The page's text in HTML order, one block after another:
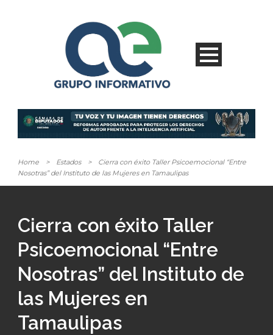
Home > Estados >
Cierra con éxito Taller Psicoemocional “Entre
Nosotras” del Instituto de las Mujeres en Tamaulipas
Cierra con éxito Taller
Psicoemocional “Entre
Nosotras” del Instituto de
las Mujeres en
Tamaulipas